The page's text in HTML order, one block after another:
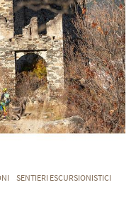
SENTIERI ESCURSIONISTICI